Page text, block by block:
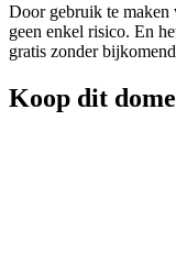
Door gebruik te maken
geen enkel risico. En
gratis zonder
Koop dit